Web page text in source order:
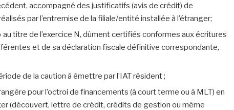
accompagné des justificatifs (avis de crédit) de
par l’entremise de la filiale/entité installée à l’étranger;
titre de l’exercice N, dûment certifiés conformes aux écritures
et de sa déclaration fiscale définitive correspondante,
de la caution à émettre par l’IAT résident ;
pour l’octroi de financements (à court terme ou à MLT) en
(découvert, lettre de crédit, crédits de gestion ou même